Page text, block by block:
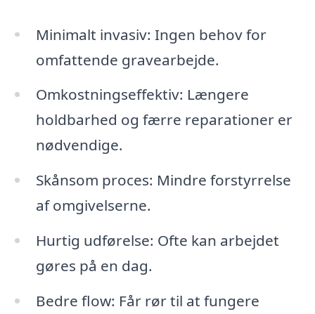
Minimalt invasiv: Ingen behov for
omfattende gravearbejde.
Omkostningseffektiv: Længere
holdbarhed og færre reparationer er
nødvendige.
Skånsom proces: Mindre forstyrrelse
af omgivelserne.
Hurtig udførelse: Ofte kan arbejdet
gøres på en dag.
Bedre flow: Får rør til at fungere